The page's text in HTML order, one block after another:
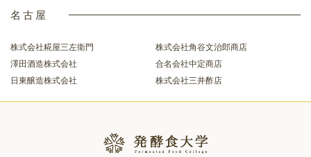
名古屋
株式会社糀屋三左衛門
株式会社角谷文治郎商店
澤田酒造株式会社
合名会社中定商店
日東醸造株式会社
株式会社三井酢店